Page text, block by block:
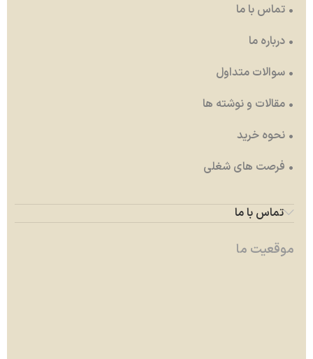
• تماس با ما
• درباره ما
• سوالات متداول
• مقالات و نوشته ها
• نحوه خرید
• فرصت های شغلی
تماس با ما
موقعیت ما